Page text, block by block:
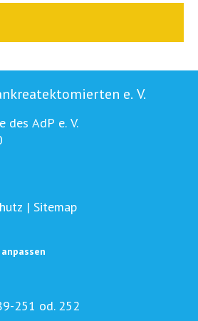
e. V.
des AdP e. V.
| Sitemap
251 od. 252